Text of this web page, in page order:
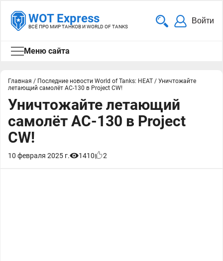
WOT Express
ВСЁ ПРО МИР ТАНКОВ И WORLD OF TANKS
Войти
Меню сайта
Главная / Последние новости World of Tanks: HEAT / Уничтожайте
летающий самолёт AC-130 в Project CW!
Уничтожайте летающий
самолёт AC-130 в Project
CW!
10 февраля 2025 г. 1410 2